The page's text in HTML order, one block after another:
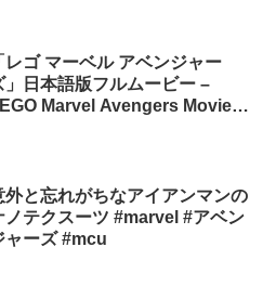
レゴ マーベル アベンジャー
」日本語版フルムービー –
Marvel Avengers Movie
外と忘れがちなアイアンマンの
ノテクスーツ #marvel #アベン
ャーズ #mcu